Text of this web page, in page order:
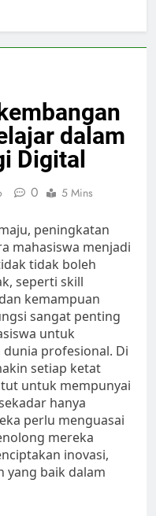
dalam
Digital
0 5 Mins
peningkatan
mahasiswa menjadi
tidak boleh
seperti skill
kemampuan
sangat penting
untuk
profesional. Di
setiap ketat
untuk mempunyai
hanya
perlu menguasai
mereka
inovasi,
yang baik dalam